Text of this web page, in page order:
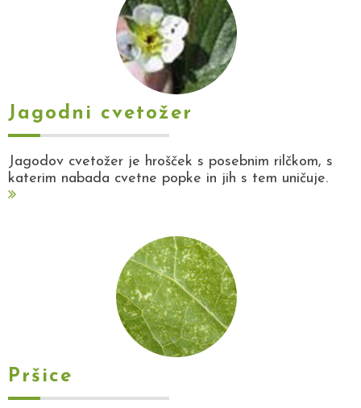
Jagodni cvetožer
Jagodov cvetožer je hrošček s posebnim rilčkom, s
katerim nabada cvetne popke in jih s tem uničuje.
Pršice